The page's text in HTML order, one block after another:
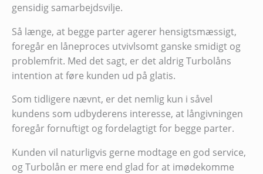
gensidig samarbejdsvilje.
Så længe, at begge parter agerer hensigtsmæssigt,
foregår en låneproces utvivlsomt ganske smidigt og
problemfrit. Med det sagt, er det aldrig Turbolåns
intention at føre kunden ud på glatis.
Som tidligere nævnt, er det nemlig kun i såvel
kundens som udbyderens interesse, at långivningen
foregår fornuftigt og fordelagtigt for begge parter.
Kunden vil naturligvis gerne modtage en god service,
og Turbolån er mere end glad for at imødekomme